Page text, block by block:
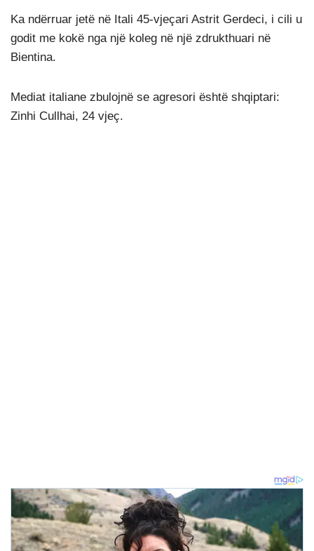
Ka ndërruar jetë në Itali 45-vjeçari Astrit Gerdeci, i cili u
godit me kokë nga një koleg në një zdrukthuari në
Bientina.
Mediat italiane zbulojnë se agresori është shqiptari:
Zinhi Cullhai, 24 vjeç.